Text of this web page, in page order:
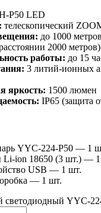
P50 LED
телескопический
до 1000
2000 метров)
работы: до 15
3 литий-ионных
яркость: 1500 люмен
IP65 (защита
YYC-224-P50 — 1
Li-ion 18650 (3 шт.) — 1
USB — 1 шт.
— 1 шт.
светодиодный YYC-